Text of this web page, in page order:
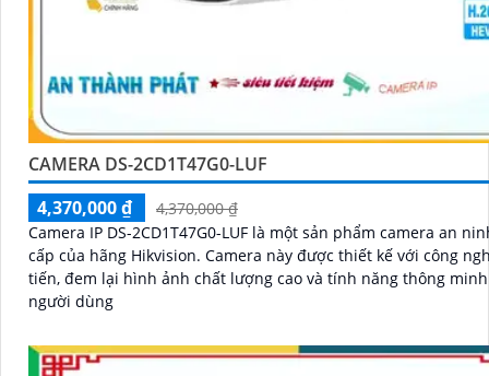
CAMERA DS-2CD1T47G0-LUF
4,370,000 ₫
4,370,000 ₫
Camera IP DS-2CD1T47G0-LUF là một sản phẩm camera an
cấp của hãng Hikvision. Camera này được thiết kế với công nghệ tiên
tiến, đem lại hình ảnh chất lượng cao và tính năng thông
người dùng